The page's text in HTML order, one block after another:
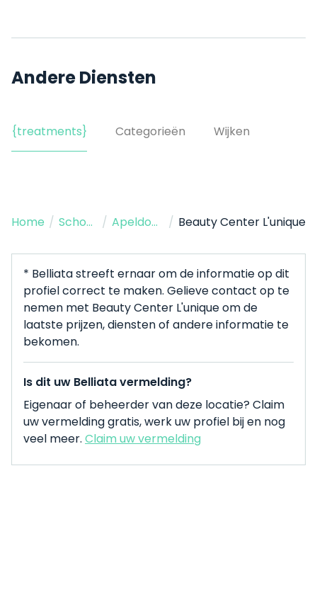
Andere Diensten
{treatments} Categorieën Wijken
Home / Schoonheidssalon / Apeldoorn / Beauty Center L'unique
* Belliata streeft ernaar om de informatie op dit
profiel correct te maken. Gelieve contact op te
nemen met Beauty Center L'unique om de
laatste prijzen, diensten of andere informatie te
bekomen.
Is dit uw Belliata vermelding?
Eigenaar of beheerder van deze locatie? Claim
uw vermelding gratis, werk uw profiel bij en nog
veel meer. Claim uw vermelding